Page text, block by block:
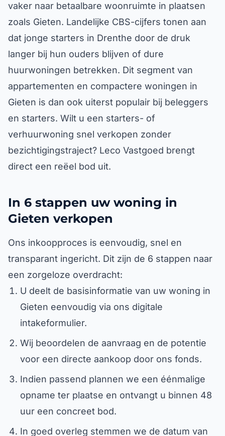
vaker naar betaalbare woonruimte in plaatsen
zoals Gieten. Landelijke CBS-cijfers tonen aan
dat jonge starters in Drenthe door de druk
langer bij hun ouders blijven of dure
huurwoningen betrekken. Dit segment van
appartementen en compactere woningen in
Gieten is dan ook uiterst populair bij beleggers
en starters. Wilt u een starters- of
verhuurwoning snel verkopen zonder
bezichtigingstraject? Leco Vastgoed brengt
direct een reëel bod uit.
In 6 stappen uw woning in
Gieten verkopen
Ons inkoopproces is eenvoudig, snel en
transparant ingericht. Dit zijn de 6 stappen naar
een zorgeloze overdracht:
U deelt de basisinformatie van uw woning in
Gieten eenvoudig via ons digitale
intakeformulier.
Wij beoordelen de aanvraag en de potentie
voor een directe aankoop door ons fonds.
Indien passend plannen we een éénmalige
opname ter plaatse en ontvangt u binnen 48
uur een concreet bod.
In goed overleg stemmen we de datum van